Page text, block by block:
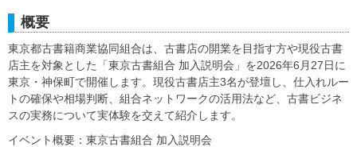
概要
東京都古書籍商業協同組合は、古書店の開業を目指す方や現役古書
店主を対象とした「東京古書組合 加入説明会」を2026年6月27日に
東京・神保町で開催します。現役古書店主3名が登壇し、仕入れルー
トの確保や相場判断、組合ネットワークの活用法など、古書ビジネ
スの実務について実体験を交えて紹介します。
イベント概要：東京古書組合 加入説明会